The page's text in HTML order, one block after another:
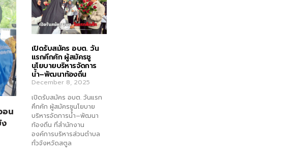
อน
เปิดรับสมัคร อบต. วัน
แรกคึกคัก ผู้สมัครชู
นโยบายบริหารจัดการ
น้ำ–พัฒนาท้องถิ่น
December 8, 2025
เปิดรับสมัคร อบต. วันแรก
คึกคัก ผู้สมัครชูนโยบาย
บริหารจัดการน้ำ–พัฒนา
ท้องถิ่น ที่สำนักงาน
องค์การบริหารส่วนตำบล
ทั่วจังหวัดสตูล